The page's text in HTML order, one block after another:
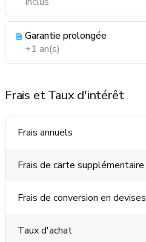
Garantie prolongée
+1 an(s)
Frais et Taux d'intérêt
Frais annuels
Frais de carte supplémentaire
Frais de conversion en
Taux d'achat